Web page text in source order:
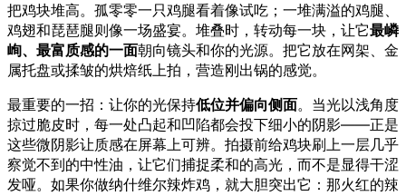
把鸡块堆高。孤零零一只鸡腿看着像试吃；一堆满溢的鸡腿、
鸡翅和琵琶腿则像一场盛宴。堆叠时，转动每一块，让它最嶙
峋、最富质感的一面朝向镜头和你的光源。把它放在网架、金
属托盘或揉皱的烘焙纸上拍，营造刚出锅的感觉。
最重要的一招：让你的光保持低位并偏向侧面。当光以浅角度
掠过脆皮时，每一处凸起和凹陷都会投下细小的阴影——正是
这些微阴影让质感在屏幕上可辨。拍摄前给鸡块刷上一层几乎
察觉不到的中性油，让它们捕捉柔和的高光，而不是显得干涩
发哑。如果你做纳什维尔辣炸鸡，就大胆突出它：那火红的辣